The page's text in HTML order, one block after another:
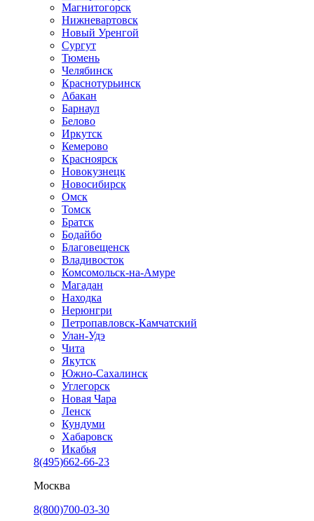
Магнитогорск
Нижневартовск
Новый Уренгой
Сургут
Тюмень
Челябинск
Краснотурьинск
Абакан
Барнаул
Белово
Иркутск
Кемерово
Красноярск
Новокузнецк
Новосибирск
Омск
Томск
Братск
Бодайбо
Благовещенск
Владивосток
Комсомольск-на-Амуре
Магадан
Находка
Нерюнгри
Петропавловск-Камчатский
Улан-Удэ
Чита
Якутск
Южно-Сахалинск
Углегорск
Новая Чара
Ленск
Кундуми
Хабаровск
Икабья
8(495)662-66-23
Москва
8(800)700-03-30